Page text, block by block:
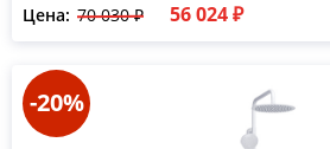
Цена: 70 030 ₽ 56 024 ₽
-20%